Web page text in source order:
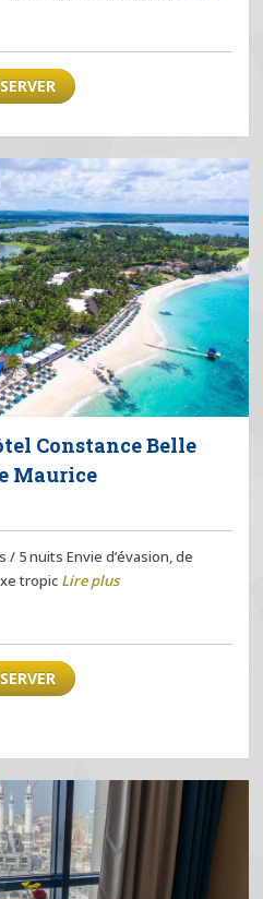
Constance Belle
Maurice
/ 5 nuits Envie d’évasion, de
tropic Lire plus